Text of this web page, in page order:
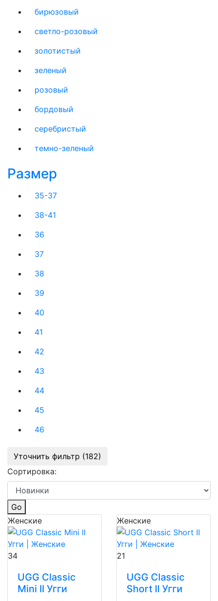
бирюзовый
светло-розовый
золотистый
зеленый
розовый
бордовый
серебристый
темно-зеленый
Размер
35-37
38-41
36
37
38
39
40
41
42
43
44
45
46
Уточнить фильтр (182)
Сортировка:
Go
Женские
34
UGG Classic
Mini II Угги
Женские
21
UGG Classic
Short II Угги